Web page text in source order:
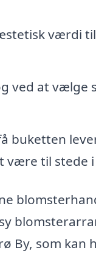
værdi
ved at vælge
buketten
være til stede
By, som kan